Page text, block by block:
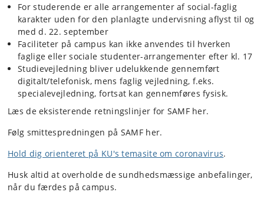
For studerende er alle arrangementer af social-faglig
karakter uden for den planlagte undervisning aflyst til og
med d. 22. september
Faciliteter på campus kan ikke anvendes til hverken
faglige eller sociale studenter-arrangementer efter kl. 17
Studievejledning bliver udelukkende gennemført
digitalt/telefonisk, mens faglig vejledning, f.eks.
specialevejledning, fortsat kan gennemføres fysisk.
Læs de eksisterende retningslinjer for SAMF her.
Følg smittespredningen på SAMF her.
Hold dig orienteret på KU's temasite om coronavirus.
Husk altid at overholde de sundhedsmæssige anbefalinger,
når du færdes på campus.